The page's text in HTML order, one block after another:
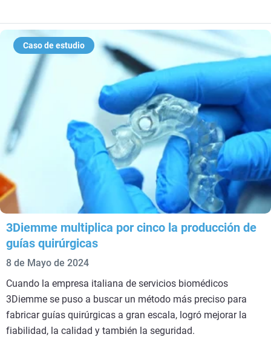
Caso de estudio
3Diemme multiplica por cinco la producción de
guías quirúrgicas​
8 de Mayo de 2024
Cuando la empresa italiana de servicios biomédicos
3Diemme se puso a buscar un método más preciso para
fabricar guías quirúrgicas a gran escala, logró mejorar la
fiabilidad, la calidad y también la seguridad.